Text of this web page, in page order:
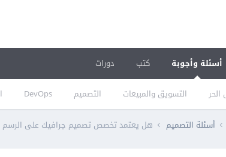
أسئلة وأجوبة
الحر التسويق والمبيعات التصميم DevOps
كتب دورات
أسئلة التصميم هل يعتمد تخصص تصميم جرافيك على الرسم